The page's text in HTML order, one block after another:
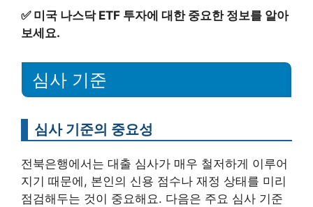
✅ 미국 나스닥 ETF 투자에 대한 중요한 정보를 알아
보세요.
심사 기준
심사 기준의 중요성
전북은행에서는 대출 심사가 매우 철저하게 이루어
지기 때문에, 본인의 신용 점수나 재정 상태를 미리
점검해두는 것이 중요해요. 다음은 주요 심사 기준